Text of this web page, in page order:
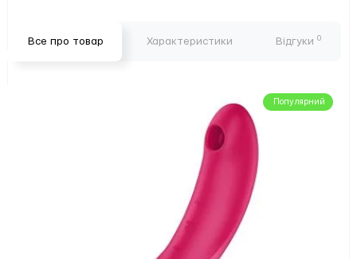
Все про товар Характеристики Відгуки 0
Популярний